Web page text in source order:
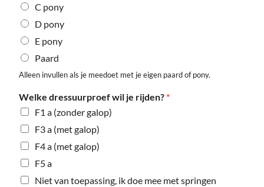
C pony
D pony
E pony
Paard
Alleen invullen als je meedoet met je eigen paard of pony.
Welke dressuurproef wil je rijden? *
F1 a (zonder galop)
F3 a (met galop)
F4 a (met galop)
F5 a
Niet van toepassing, ik doe mee met springen